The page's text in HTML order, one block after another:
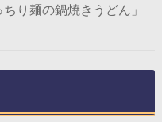
り麺の鍋焼きうどん」